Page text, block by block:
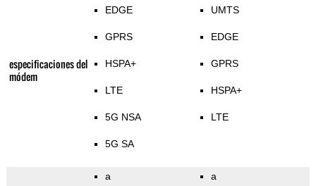
especificaciones del
módem
EDGE
GPRS
HSPA+
LTE
5G NSA
5G SA
UMTS
EDGE
GPRS
HSPA+
LTE
a a